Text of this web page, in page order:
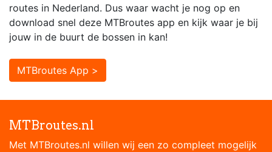
routes in Nederland. Dus waar wacht je nog op en
download snel deze MTBroutes app en kijk waar je bij
jouw in de buurt de bossen in kan!
MTBroutes App >
MTBroutes.nl
Met MTBroutes.nl willen wij een zo compleet mogelijk